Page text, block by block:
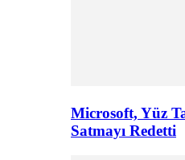
Microsoft, Yüz
Satmayı Redetti